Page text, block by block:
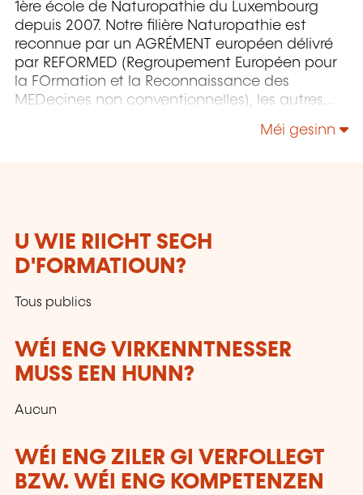
1ère école de Naturopathie du Luxembourg
depuis 2007. Notre filière Naturopathie est
reconnue par un AGRÉMENT européen délivré
par REFORMED (Regroupement Européen pour
la FOrmation et la Reconnaissance des
MEDecines non conventionnelles), les autres
Méi gesinn
U WIE RIICHT SECH
D'FORMATIOUN?
Tous publics
WÉI ENG VIRKENNTNESSER
MUSS EEN HUNN?
Aucun
WÉI ENG ZILER GI VERFOLLEGT
BZW. WÉI ENG KOMPETENZEN